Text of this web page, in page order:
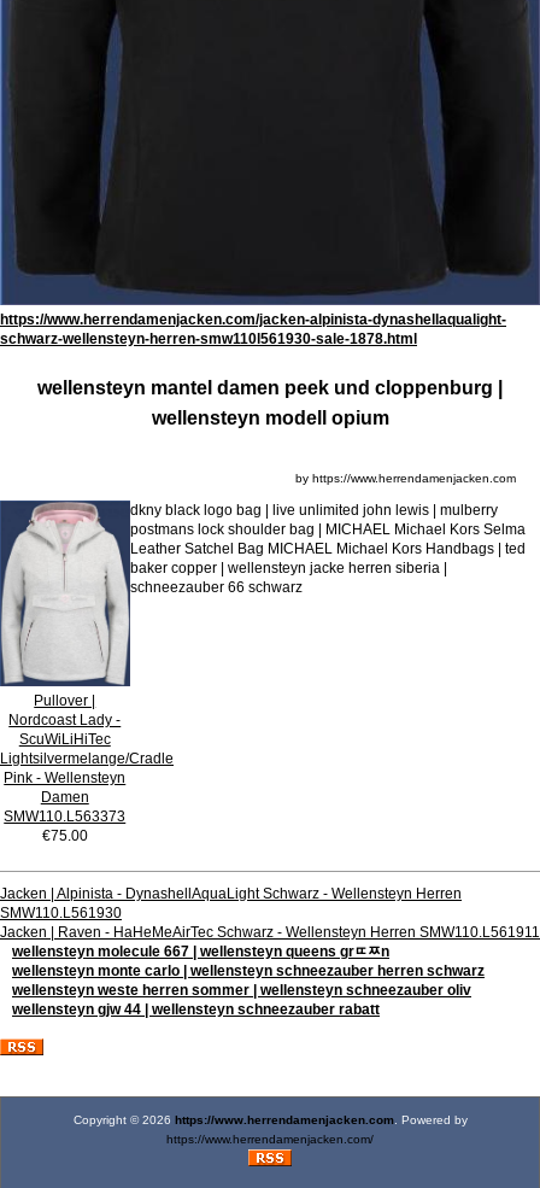
https://www.herrendamenjacken.com/jacken-alpinista-dynashellaqualight-
schwarz-wellensteyn-herren-smw110l561930-sale-1878.html
wellensteyn mantel damen peek und cloppenburg |
wellensteyn modell opium
by https://www.herrendamenjacken.com
Pullover |
Nordcoast Lady -
ScuWiLiHiTec
Lightsilvermelange/Cradle
Pink - Wellensteyn
Damen
SMW110.L563373
€75.00
dkny black logo bag | live unlimited john lewis | mulberry
postmans lock shoulder bag | MICHAEL Michael Kors Selma
Leather Satchel Bag MICHAEL Michael Kors Handbags | ted
baker copper | wellensteyn jacke herren siberia |
schneezauber 66 schwarz
Jacken | Alpinista - DynashellAquaLight Schwarz - Wellensteyn Herren
SMW110.L561930
Jacken | Raven - HaHeMeAirTec Schwarz - Wellensteyn Herren SMW110.L561911
wellensteyn molecule 667 | wellensteyn queens grﾨﾹn
wellensteyn monte carlo | wellensteyn schneezauber herren schwarz
wellensteyn weste herren sommer | wellensteyn schneezauber oliv
wellensteyn gjw 44 | wellensteyn schneezauber rabatt
Copyright © 2026 https://www.herrendamenjacken.com. Powered by
https://www.herrendamenjacken.com/